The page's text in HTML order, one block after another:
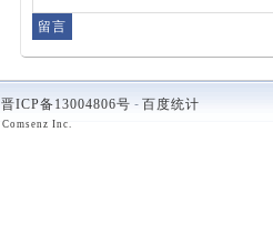
晋ICP备13004806号 - 百度统计
Comsenz Inc.